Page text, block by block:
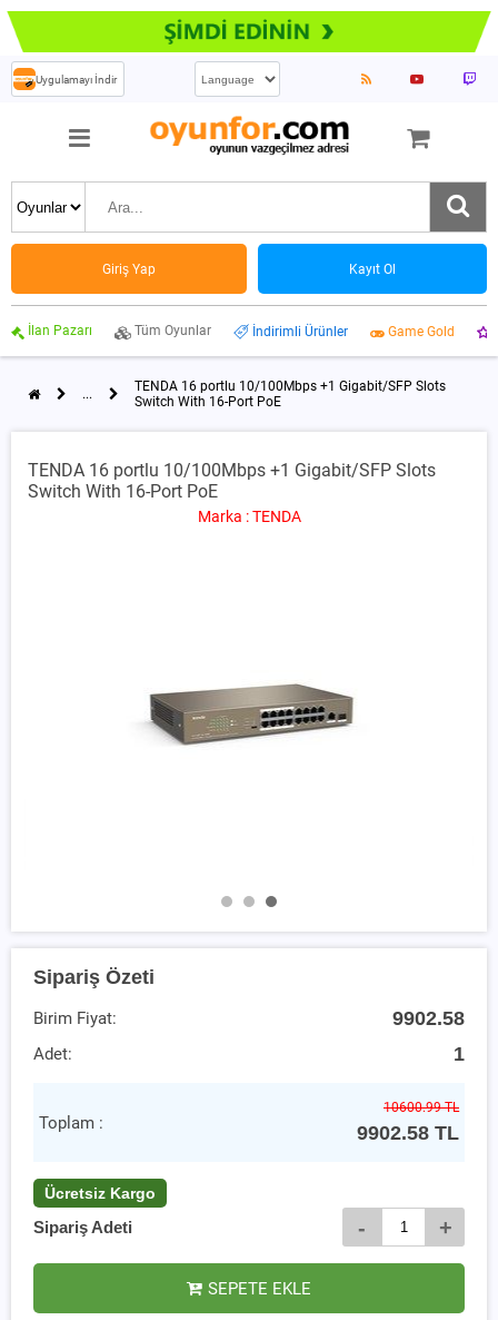
Uygulamayı İndir
Giriş Yap Kayıt Ol
İlan Pazarı Tüm Oyunlar İndirimli Ürünler Game Gold
...
TENDA 16 portlu 10/100Mbps +1 Gigabit/SFP Slots
Switch With 16-Port PoE
TENDA 16 portlu 10/100Mbps +1 Gigabit/SFP Slots
Switch With 16-Port PoE
Marka : TENDA
Sipariş Özeti
Birim Fiyat: 9902.58
Adet: 1
Toplam :
10600.99 TL
9902.58 TL
Ücretsiz Kargo
Sipariş Adeti - +
SEPETE EKLE